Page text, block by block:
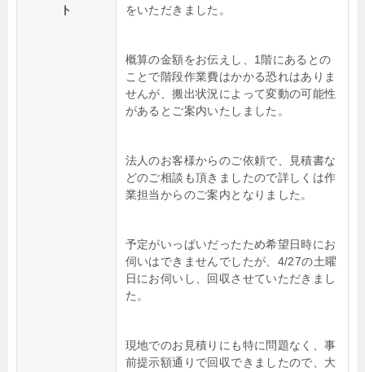
ト
をいただきました。
概算の金額をお伝えし、1階にあるとの
ことで階段作業費はかかる恐れはありま
せんが、搬出状況によって変動の可能性
があるとご案内いたしました。
法人のお客様からのご依頼で、見積書な
どのご相談も頂きましたので詳しくは作
業担当からのご案内となりました。
予定がいっぱいだったため希望日時にお
伺いはできませんでしたが、4/27の土曜
日にお伺いし、回収させていただきまし
た。
現地でのお見積りにも特に問題なく、事
前提示額通りで回収できましたので、大